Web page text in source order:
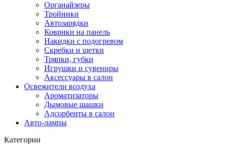
Органайзеры
Тройники
Автозарядки
Коврики на панель
Накидки с подогревом
Скребки и щетки
Тряпки, губки
Игрушки и сувениры
Аксессуары в салон
Освежители воздуха
Ароматизаторы
Дымовые шашки
Адсорбенты в салон
Авто-лампы
Категории